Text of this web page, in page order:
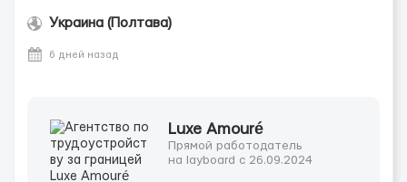
Украина (Полтава)
6 дней назад
Luxe Amouré
Прямой работодатель
на layboard с 26.09.2024